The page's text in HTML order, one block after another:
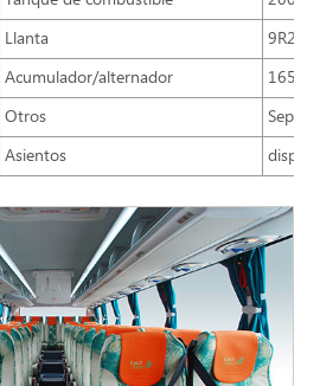
Llanta
Acumulador/alternador
Otros
Asientos